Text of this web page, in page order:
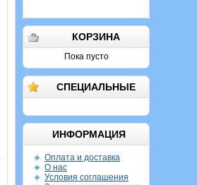
КОРЗИНА
Пока пусто
СПЕЦИАЛЬНЫЕ
ИНФОРМАЦИЯ
Оплата и доставка
О нас
Условия соглашения